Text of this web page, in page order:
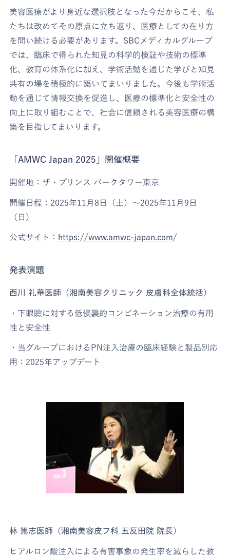
美容医療がより身近な選択肢となった今だからこそ、私
たちは改めてその原点に立ち返り、医療としての在り方
を問い続ける必要があります。SBCメディカルグループ
では、臨床で得られた知見の科学的検証や技術の標準
化、教育の体系化に加え、学術活動を通じた学びと知見
共有の場を積極的に築いてまいりました。今後も学術活
動を通じて情報交換を促進し、医療の標準化と安全性の
向上に取り組むことで、社会に信頼される美容医療の構
築を目指してまいります。
「AMWC Japan 2025」開催概要
開催地：ザ・プリンス パークタワー東京
開催日程：2025年11月8日（土）～2025年11月9日
（日）
公式サイト： https://www.amwc-japan.com/
発表演題
西川 礼華医師（湘南美容クリニック 皮膚科全体統括）
・下眼瞼に対する低侵襲的コンビネーション治療の有用
性と安全性
・当グループにおけるPN注入治療の臨床経験と製品別応
用：2025年アップデート
林 篤志医師（湘南美容皮フ科 五反田院 院長）
ヒアルロン酸注入による有害事象の発生率を減らした教